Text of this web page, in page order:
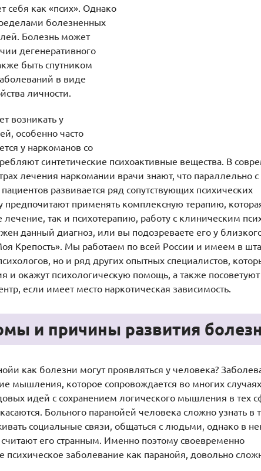
себя как «псих». Однако
болезненных
Болезнь может
дегенеративного
быть спутником
в виде
личности.
возникать у
особенно часто
у наркоманов со
синтетические психоактивные вещества. В
лечения наркомании врачи знают, что параллельно с
развивается ряд сопутствующих психических
предпочитают применять комплексную терапию,
так и психотерапию, работу с клиническим
данный диагноз, или вы подозреваете его у
Крепость». Мы работаем по всей России и имеем в
но и ряд других опытных специалистов,
и окажут психологическую помощь, а также
если имеет место наркотическая зависимость.
и причины развития
как болезни могут проявляться у человека?
мышления, которое сопровождается во многих случаях
идей с сохранением логического мышления в тех
Больного паранойей человека сложно узнать в
социальные связи, общаться с людьми, однако в
его странным. Именно поэтому своевременно
психическое заболевание как паранойя, довольно